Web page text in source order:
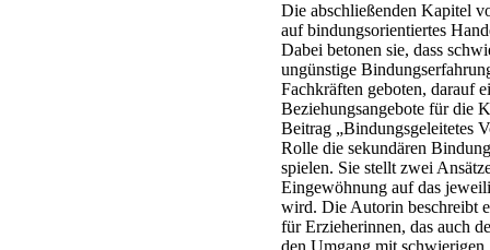
Die abschließenden Kapitel
auf bindungsorientiertes
Dabei betonen sie, dass
ungünstige
Fachkräften geboten, darauf
Beziehungsangebote für die
Beitrag „Bindungsgeleitetes
Rolle die sekundären
spielen. Sie stellt zwei
Eingewöhnung auf das
wird. Die Autorin beschreibt
für Erzieherinnen, das auch
den Umgang mit